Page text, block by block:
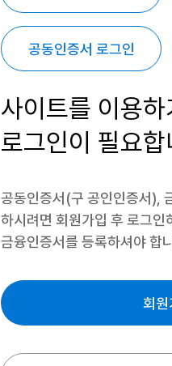
공동인증서 로그인
사이트를 이용하
로그인이 필요합
공동인증서(구 공인인증서),
하시려면 회원가입 후 로그인
금융인증서를 등록하셔야 합
회원